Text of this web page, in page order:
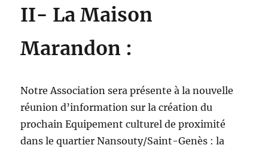
II- La Maison
Marandon :
Notre Association sera présente à la nouvelle
réunion d’information sur la création du
prochain Equipement culturel de proximité
dans le quartier Nansouty/Saint-Genès : la